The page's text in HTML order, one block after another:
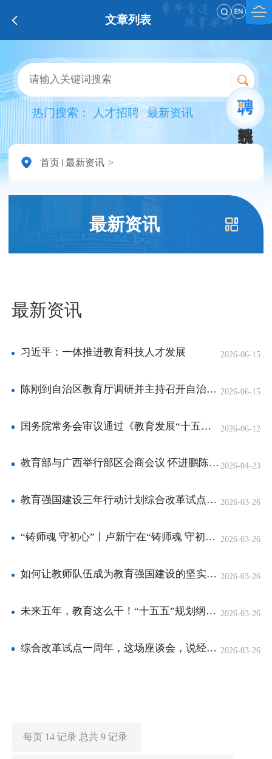
文章列表
热门搜索： 人才招聘 最新资讯
首页 最新资讯
最新资讯
最新资讯
习近平：一体推进教育科技人才发展 2026-06-15
陈刚到自治区教育厅调研并主持召开自治区教育高质量发展务虚会 韦韬出席会议并讲话 2026-06-15
国务院常务会审议通过《教育发展“十五五”规划》 2026-06-12
教育部与广西举行部区会商会议 怀进鹏陈刚出席会议并讲话 2026-04-23
教育强国建设三年行动计划综合改革试点一周年座谈会召开 2026-03-26
“铸师魂 守初心”丨卢新宁在“铸师魂 守初心”专项行动现场会上强调 加强师德师风建设 办好人民满意的教育 2026-03-26
如何让教师队伍成为教育强国建设的坚实支撑？来听代表委员的心声 2026-03-26
未来五年，教育这么干！“十五五”规划纲要作出部署→ 2026-03-26
综合改革试点一周年，这场座谈会，说经验、亮问题、明方向 2026-03-26
每页 14 记录 总共9 记录